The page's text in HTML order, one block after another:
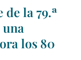
la 79.ª
los 80